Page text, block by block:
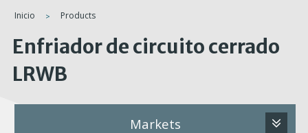
You
are
here
Inicio Products
Enfriador de circuito cerrado
LRWB
Markets